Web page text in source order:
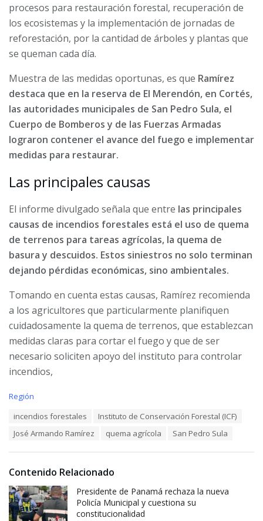
procesos para restauración forestal, recuperación de
los ecosistemas y la implementación de jornadas de
reforestación, por la cantidad de árboles y plantas que
se queman cada día.
Muestra de las medidas oportunas, es que Ramírez
destaca que en la reserva de El Merendón, en Cortés,
las autoridades municipales de San Pedro Sula, el
Cuerpo de Bomberos y de las Fuerzas Armadas
lograron contener el avance del fuego e implementar
medidas para restaurar.
Las principales causas
El informe divulgado señala que entre las principales
causas de incendios forestales está el uso de quema
de terrenos para tareas agrícolas, la quema de
basura y descuidos. Estos siniestros no solo terminan
dejando pérdidas económicas, sino ambientales.
Tomando en cuenta estas causas, Ramírez recomienda
a los agricultores que particularmente planifiquen
cuidadosamente la quema de terrenos, que establezcan
medidas claras para cortar el fuego y que de ser
necesario soliciten apoyo del instituto para controlar
incendios,
C
g
i
s
:
Región
g
incendios forestales
Instituto de Conservación Forestal (ICF)
José Armando Ramírez
quema agrícola San Pedro Sula
Contenido Relacionado
Presidente de Panamá rechaza la nueva
Policía Municipal y cuestiona su
constitucionalidad